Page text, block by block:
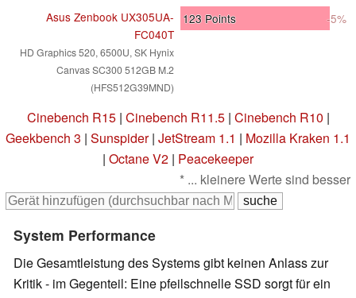
Asus Zenbook UX305UA-
FC040T
HD Graphics 520, 6500U, SK Hynix
Canvas SC300 512GB M.2
(HFS512G39MND)
123 Points -5%
Cinebench R15| Cinebench R11.5| Cinebench R10 |
Geekbench 3 | Sunspider| JetStream 1.1 | Mozilla Kraken 1.1
| Octane V2 | Peacekeeper
* ... kleinere Werte sind besser
System Performance
Die Gesamtleistung des Systems gibt keinen Anlass zur
Kritik - im Gegenteil: Eine pfeilschnelle SSD sorgt für ein